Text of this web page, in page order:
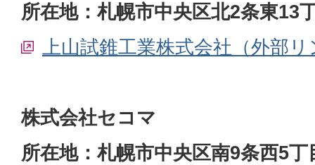
所在地：札幌市中央区北2条東13
上山試錐工業株式会社（外部リ
株式会社セコマ
所在地：札幌市中央区南9条西5丁